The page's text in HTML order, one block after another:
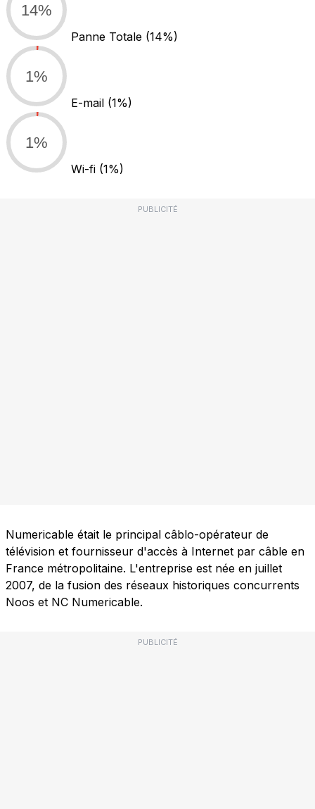
14%
Panne Totale (14%)
1%
E-mail (1%)
1%
Wi-fi (1%)
PUBLICITÉ
Numericable était le principal câblo-opérateur de
télévision et fournisseur d'accès à Internet par câble en
France métropolitaine. L'entreprise est née en juillet
2007, de la fusion des réseaux historiques concurrents
Noos et NC Numericable.
PUBLICITÉ